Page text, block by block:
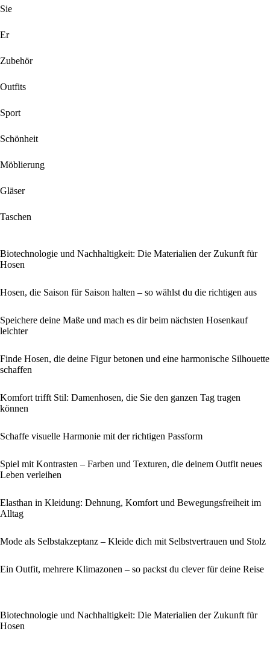
Sie
Er
Zubehör
Outfits
Sport
Schönheit
Möblierung
Gläser
Taschen
Biotechnologie und Nachhaltigkeit: Die Materialien der Zukunft für
Hosen
Hosen, die Saison für Saison halten – so wählst du die richtigen aus
Speichere deine Maße und mach es dir beim nächsten Hosenkauf
leichter
Finde Hosen, die deine Figur betonen und eine harmonische Silhouette
schaffen
Komfort trifft Stil: Damenhosen, die Sie den ganzen Tag tragen
können
Schaffe visuelle Harmonie mit der richtigen Passform
Spiel mit Kontrasten – Farben und Texturen, die deinem Outfit neues
Leben verleihen
Elasthan in Kleidung: Dehnung, Komfort und Bewegungsfreiheit im
Alltag
Mode als Selbstakzeptanz – Kleide dich mit Selbstvertrauen und Stolz
Ein Outfit, mehrere Klimazonen – so packst du clever für deine Reise
Biotechnologie und Nachhaltigkeit: Die Materialien der Zukunft für
Hosen